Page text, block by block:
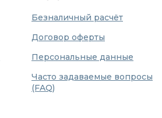
Безналичный расчёт
Договор оферты
Персональные данные
Часто задаваемые вопросы
(FAQ)